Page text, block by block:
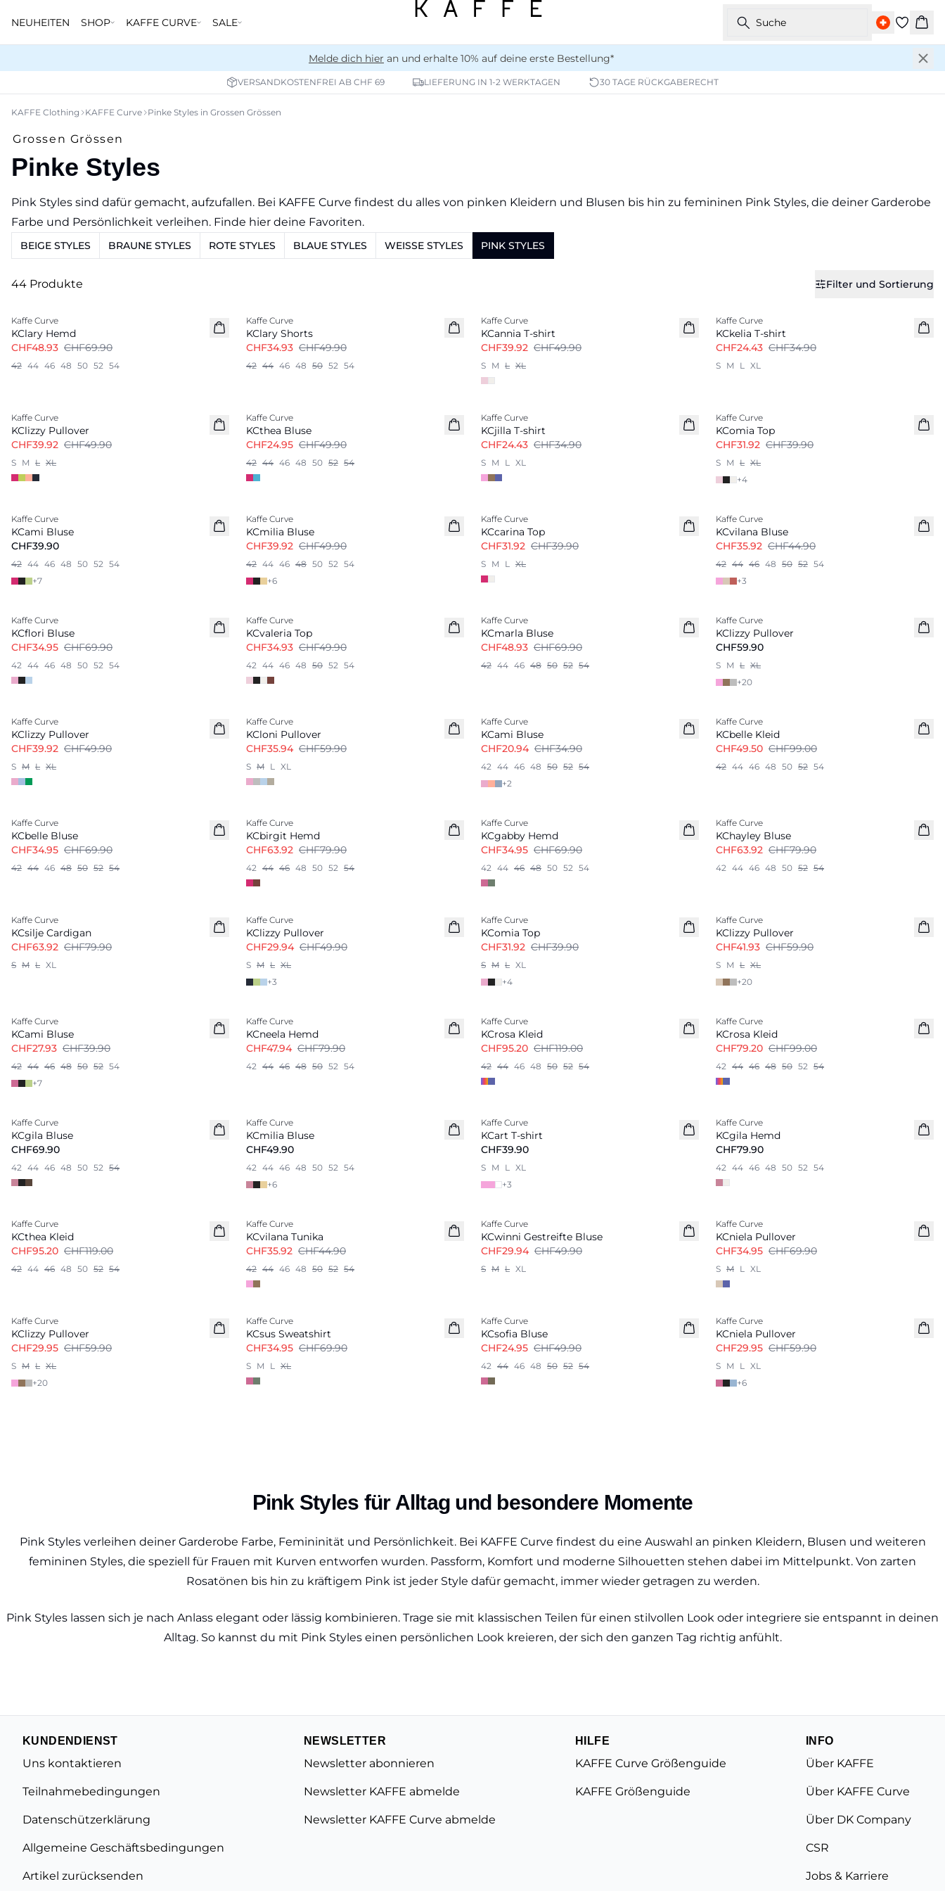
NEUHEITEN SHOP KAFFE CURVE SALE Suche
Melde dich hier an und erhalte 10% auf deine erste Bestellung*
VERSANDKOSTENFREI AB CHF 69 LIEFERUNG IN 1-2 WERKTAGEN 30 TAGE RÜCKGABERECHT
KAFFE Clothing KAFFE Curve Pinke Styles in Grossen Grössen
Pinke Styles
Grossen Grössen
Pink Styles sind dafür gemacht, aufzufallen. Bei KAFFE Curve findest du alles von pinken Kleidern und Blusen bis hin zu femininen Pink Styles, die deiner Garderobe
Farbe und Persönlichkeit verleihen. Finde hier deine Favoriten.
BEIGE STYLES BRAUNE STYLES ROTE STYLES BLAUE STYLES WEISSE STYLES PINK STYLES
44 Produkte Filter und Sortierung
Kaffe Curve
KClary Hemd
CHF48.93 CHF69.90
42 44 46 48 50 52 54
Kaffe Curve
KClary Shorts
CHF34.93 CHF49.90
42 44 46 48 50 52 54
Kaffe Curve
KCannia T-shirt
CHF39.92 CHF49.90
S M L XL
Kaffe Curve
KCkelia T-shirt
CHF24.43 CHF34.90
S M L XL
Kaffe Curve
KClizzy Pullover
CHF39.92 CHF49.90
S M L XL
Kaffe Curve
KCthea Bluse
CHF24.95 CHF49.90
42 44 46 48 50 52 54
Kaffe Curve
KCjilla T-shirt
CHF24.43 CHF34.90
S M L XL
Kaffe Curve
KComia Top
CHF31.92 CHF39.90
S M L XL
+4
Kaffe Curve
KCami Bluse
CHF39.90
42 44 46 48 50 52 54
+7
Kaffe Curve
KCmilia Bluse
CHF39.92 CHF49.90
42 44 46 48 50 52 54
+6
Kaffe Curve
KCcarina Top
CHF31.92 CHF39.90
S M L XL
Kaffe Curve
KCvilana Bluse
CHF35.92 CHF44.90
42 44 46 48 50 52 54
+3
Kaffe Curve
KCflori Bluse
CHF34.95 CHF69.90
42 44 46 48 50 52 54
Kaffe Curve
KCvaleria Top
CHF34.93 CHF49.90
42 44 46 48 50 52 54
Kaffe Curve
KCmarla Bluse
CHF48.93 CHF69.90
42 44 46 48 50 52 54
Kaffe Curve
KClizzy Pullover
CHF59.90
S M L XL
+20
Kaffe Curve
KClizzy Pullover
CHF39.92 CHF49.90
S M L XL
Kaffe Curve
KCloni Pullover
CHF35.94 CHF59.90
S M L XL
Kaffe Curve
KCami Bluse
CHF20.94 CHF34.90
42 44 46 48 50 52 54
+2
Kaffe Curve
KCbelle Kleid
CHF49.50 CHF99.00
42 44 46 48 50 52 54
Kaffe Curve
KCbelle Bluse
CHF34.95 CHF69.90
42 44 46 48 50 52 54
Kaffe Curve
KCbirgit Hemd
CHF63.92 CHF79.90
42 44 46 48 50 52 54
Kaffe Curve
KCgabby Hemd
CHF34.95 CHF69.90
42 44 46 48 50 52 54
Kaffe Curve
KChayley Bluse
CHF63.92 CHF79.90
42 44 46 48 50 52 54
Kaffe Curve
KCsilje Cardigan
CHF63.92 CHF79.90
S M L XL
Kaffe Curve
KClizzy Pullover
CHF29.94 CHF49.90
S M L XL
+3
Kaffe Curve
KComia Top
CHF31.92 CHF39.90
S M L XL
+4
Kaffe Curve
KClizzy Pullover
CHF41.93 CHF59.90
S M L XL
+20
Kaffe Curve
KCami Bluse
CHF27.93 CHF39.90
42 44 46 48 50 52 54
+7
Kaffe Curve
KCneela Hemd
CHF47.94 CHF79.90
42 44 46 48 50 52 54
Kaffe Curve
KCrosa Kleid
CHF95.20 CHF119.00
42 44 46 48 50 52 54
Kaffe Curve
KCrosa Kleid
CHF79.20 CHF99.00
42 44 46 48 50 52 54
Neu
Kaffe Curve
KCgila Bluse
CHF69.90
42 44 46 48 50 52 54
Neu
Kaffe Curve
KCmilia Bluse
CHF49.90
42 44 46 48 50 52 54
+6
Neu
Kaffe Curve
KCart T-shirt
CHF39.90
S M L XL
+3
Neu
Kaffe Curve
KCgila Hemd
CHF79.90
42 44 46 48 50 52 54
Kaffe Curve
KCthea Kleid
CHF95.20 CHF119.00
42 44 46 48 50 52 54
Kaffe Curve
KCvilana Tunika
CHF35.92 CHF44.90
42 44 46 48 50 52 54
Kaffe Curve
KCwinni Gestreifte Bluse
CHF29.94 CHF49.90
S M L XL
Kaffe Curve
KCniela Pullover
CHF34.95 CHF69.90
S M L XL
Kaffe Curve
KClizzy Pullover
CHF29.95 CHF59.90
S M L XL
+20
Kaffe Curve
KCsus Sweatshirt
CHF34.95 CHF69.90
S M L XL
Kaffe Curve
KCsofia Bluse
CHF24.95 CHF49.90
42 44 46 48 50 52 54
Kaffe Curve
KCniela Pullover
CHF29.95 CHF59.90
S M L XL
+6
Pink Styles für Alltag und besondere Momente
Pink Styles verleihen deiner Garderobe Farbe, Femininität und Persönlichkeit. Bei KAFFE Curve findest du eine Auswahl an pinken Kleidern, Blusen und weiteren
femininen Styles, die speziell für Frauen mit Kurven entworfen wurden. Passform, Komfort und moderne Silhouetten stehen dabei im Mittelpunkt. Von zarten
Rosatönen bis hin zu kräftigem Pink ist jeder Style dafür gemacht, immer wieder getragen zu werden.
Pink Styles lassen sich je nach Anlass elegant oder lässig kombinieren. Trage sie mit klassischen Teilen für einen stilvollen Look oder integriere sie entspannt in deinen
Alltag. So kannst du mit Pink Styles einen persönlichen Look kreieren, der sich den ganzen Tag richtig anfühlt.
KUNDENDIENST
Uns kontaktieren
Teilnahmebedingungen
Datenschützerklärung
Allgemeine Geschäftsbedingungen
Artikel zurücksenden
NEWSLETTER
Newsletter abonnieren
Newsletter KAFFE abmelde
Newsletter KAFFE Curve abmelde
HILFE
KAFFE Curve Größenguide
KAFFE Größenguide
INFO
Über KAFFE
Über KAFFE Curve
Über DK Company
CSR
Jobs & Karriere